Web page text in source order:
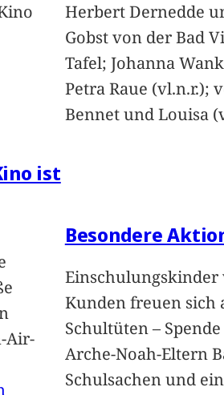
ist
Air-
Herbert Dernedde
Gobst von der Bad
Tafel; Johanna
Petra Raue (vl.n.r.);
Bennet und Louisa
Besondere
Einschulungskinder
Kunden freuen sich
Schultüten –
Arche-Noah-Eltern
Schulsachen und